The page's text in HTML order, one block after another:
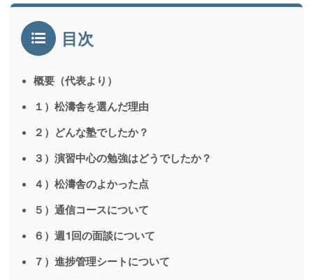
目次
概要（代表より）
１）松濤舎を選んだ理由
２）どんな塾でしたか？
３）演習中心の勉強はどうでしたか？
４）松濤舎のよかった点
５）通信コースについて
６）週1回の面談について
７）進捗管理シートについて